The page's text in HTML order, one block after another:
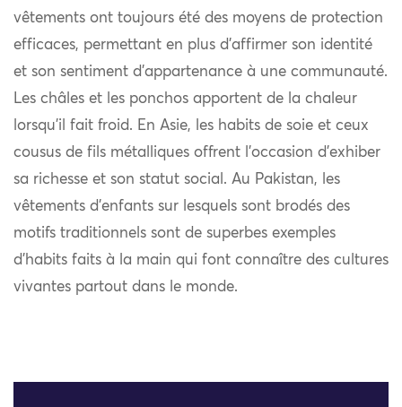
vêtements ont toujours été des moyens de protection
efficaces, permettant en plus d’affirmer son identité
et son sentiment d’appartenance à une communauté.
Les châles et les ponchos apportent de la chaleur
lorsqu’il fait froid. En Asie, les habits de soie et ceux
cousus de fils métalliques offrent l’occasion d’exhiber
sa richesse et son statut social. Au Pakistan, les
vêtements d’enfants sur lesquels sont brodés des
motifs traditionnels sont de superbes exemples
d’habits faits à la main qui font connaître des cultures
vivantes partout dans le monde.